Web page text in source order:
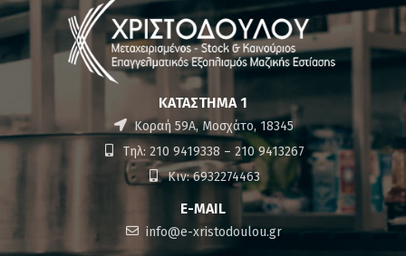
ΚΑΤΆΣΤΗΜΑ 1
Κοραή 59Α, Μοσχάτο, 18345
Τηλ: 210 9419338 – 210 9413267
Κιν: 6932274463
E-MAIL
info@e-xristodoulou.gr